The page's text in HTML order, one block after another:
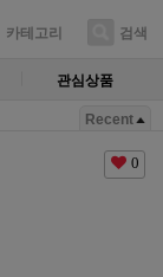
카테고리 검색
관심상품
Recent
0